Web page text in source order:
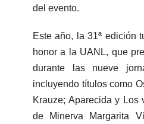
del evento.
Este año, la 31ª edición
honor a la UANL, que
durante las nueve
incluyendo títulos como
Krauze; Aparecida y Los
de Minerva Margarita